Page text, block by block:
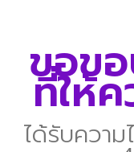
ขอข
ที่ให้ค
ได้รับความ